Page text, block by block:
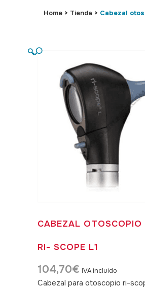
c
Home > Tienda > Cabezal
🔍
CABEZAL OTOSCOPIO
RI- SCOPE L1
104,70€ IVA incluido
Cabezal para otoscopio ri-